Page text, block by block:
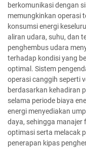
berkomunikasi dengan
memungkinkan operasi
konsumsi energi
aliran udara, suhu, dan
penghembus udara
terhadap kondisi yang
optimal. Sistem
operasi canggih seperti
berdasarkan kehadiran
selama periode biaya
energi menyediakan
daya, sehingga
optimasi serta melacak
penerapan kipas